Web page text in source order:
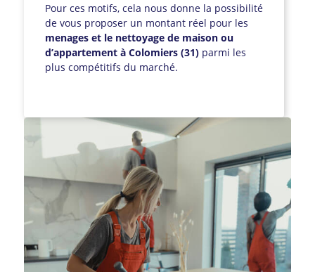
Pour ces motifs, cela nous donne la possibilité
de vous proposer un montant réel pour les
menages et le nettoyage de maison ou
d’appartement à Colomiers (31) parmi les
plus compétitifs du marché.